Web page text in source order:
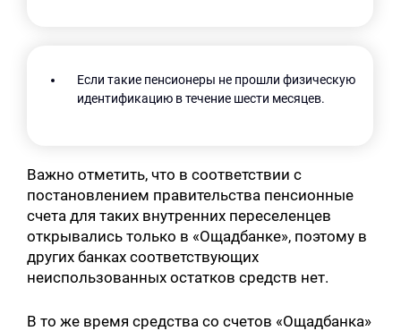
Если такие пенсионеры не прошли физическую
идентификацию в течение шести месяцев.
Важно отметить, что в соответствии с
постановлением правительства пенсионные
счета для таких внутренних переселенцев
открывались только в «Ощадбанке», поэтому в
других банках соответствующих
неиспользованных остатков средств нет.
В то же время средства со счетов «Ощадбанка»